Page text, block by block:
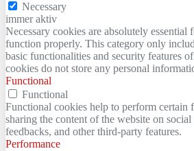
Necessary
immer aktiv
Necessary cookies are absolutely essential
function properly. This category only
basic functionalities and security features
cookies do not store any personal
Functional
Functional
Functional cookies help to perform certain
sharing the content of the website on
feedbacks, and other third-party features.
Performance